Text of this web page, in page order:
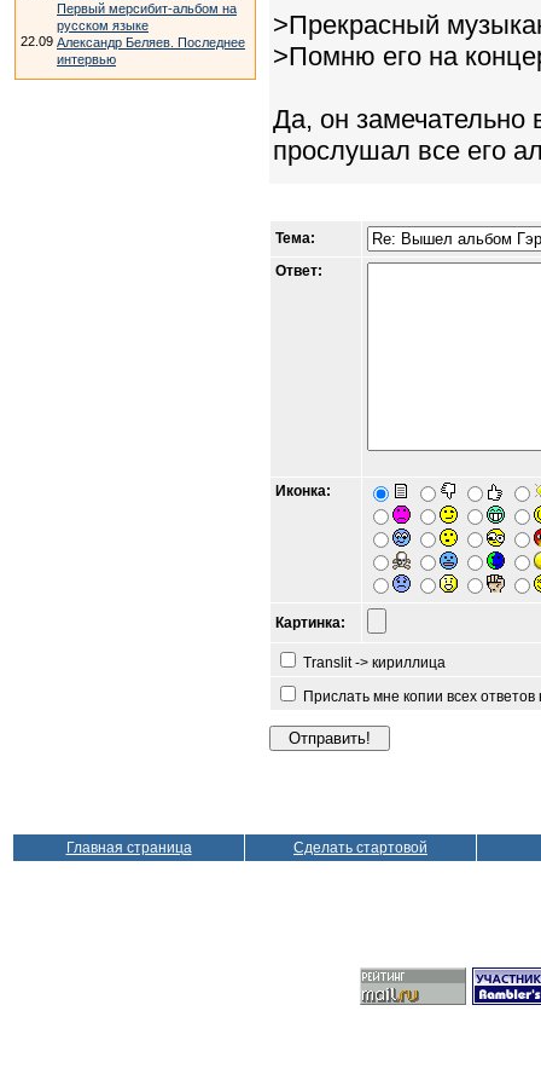
Первый мерсибит-альбом на
русском языке
22.09 Александр Беляев. Последнее
интервью
>Прекрасный
>Помню его на
Да, он замечательно
прослушал все его
Тема:
Ответ:
Иконка:
Картинка:
Translit -> кириллица
Прислать мне копии всех
Главная страница Сделать стартовой